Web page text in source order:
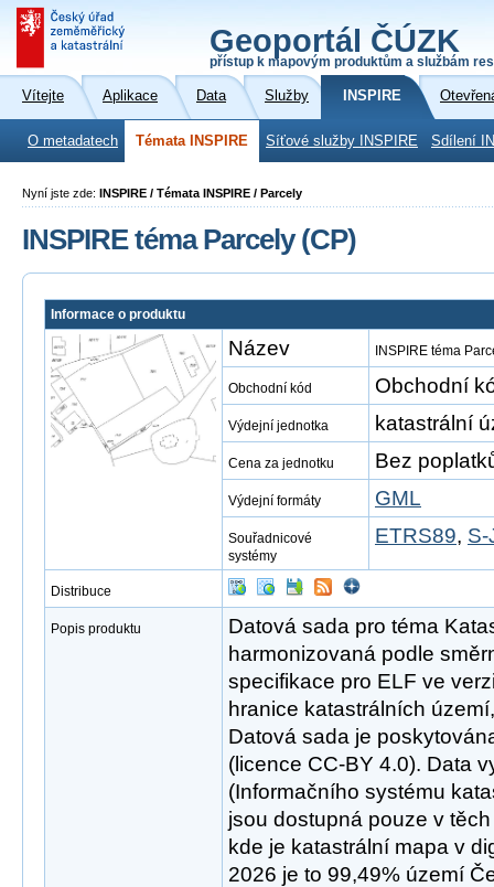
Geoportál ČÚZK
přístup k mapovým produktům a službám
Vítejte Aplikace Data Služby INSPIRE
O metadatech Témata INSPIRE Síťové služby INSPIRE Sdílení
Nyní jste zde: INSPIRE / Témata INSPIRE / Parcely
INSPIRE téma Parcely (CP)
Informace o produktu
Název INSPIRE téma
Obchodní kód Obchodní
Výdejní jednotka katastrální
Cena za jednotku Bez
Výdejní formáty GML
Souřadnicové
systémy
ETRS89, S-
Distribuce
Popis produktu
Datová sada pro téma
harmonizovaná podle
specifikace pro ELF ve
hranice katastrálních
Datová sada je
(licence CC-BY 4.0). Data
(Informačního systému
jsou dostupná pouze v
kde je katastrální mapa v
2026 je to 99,49% území